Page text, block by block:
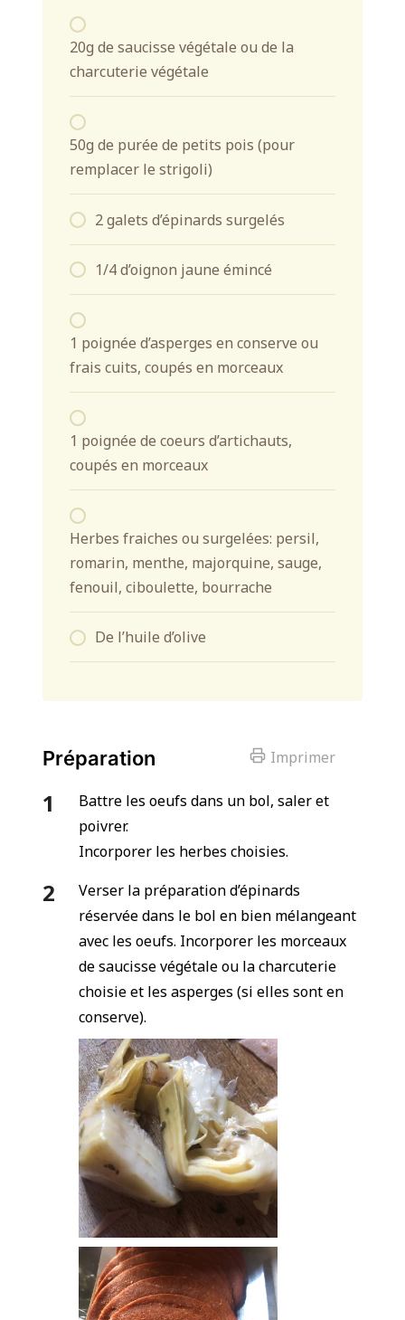
20g de saucisse végétale ou de la
charcuterie végétale
50g de purée de petits pois (pour
remplacer le strigoli)
2 galets d’épinards surgelés
1/4 d’oignon jaune émincé
1 poignée d’asperges en conserve ou
frais cuits, coupés en morceaux
1 poignée de coeurs d’artichauts,
coupés en morceaux
Herbes fraiches ou surgelées: persil,
romarin, menthe, majorquine, sauge,
fenouil, ciboulette, bourrache
De l’huile d’olive
Imprimer
Préparation
Battre les oeufs dans un bol, saler et
poivrer.
Incorporer les herbes choisies.
Verser la préparation d’épinards
réservée dans le bol en bien mélangeant
avec les oeufs. Incorporer les morceaux
de saucisse végétale ou la charcuterie
choisie et les asperges (si elles sont en
conserve).